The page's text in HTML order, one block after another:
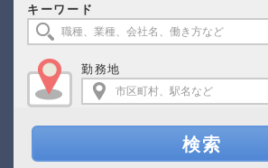
キーワード
勤務地
検索